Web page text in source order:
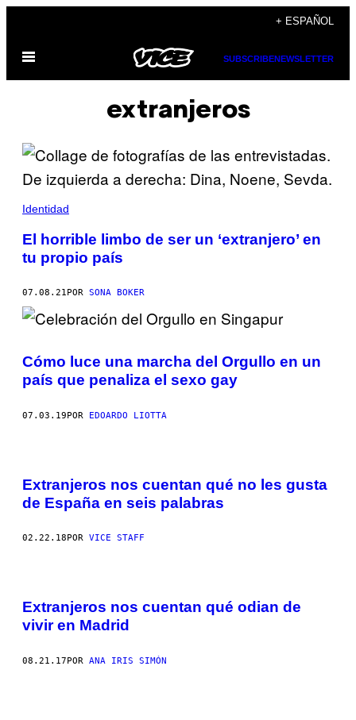
contenido
+ ESPAÑOL
Abrir
SUBSCRIBENEWSLETTER
extranjeros
Identidad
El horrible limbo de ser un ‘extranjero’ en
tu propio país
07.08.21 POR SONA BOKER
Cómo luce una marcha del Orgullo en un
país que penaliza el sexo gay
07.03.19POR EDOARDO LIOTTA
Extranjeros nos cuentan qué no les gusta
de España en seis palabras
02.22.18 POR VICE STAFF
Extranjeros nos cuentan qué odian de
vivir en Madrid
08.21.17POR ANA IRIS SIMÓN